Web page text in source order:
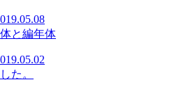
と編年体
た。